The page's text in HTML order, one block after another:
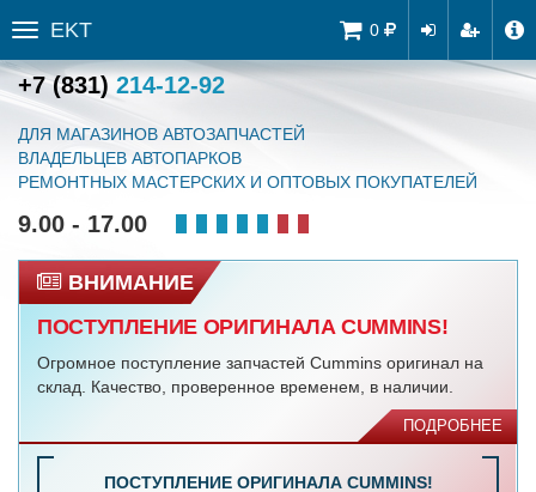
0
Toggle
sidebar
EKT
+7 (831) 214-12-92
ДЛЯ МАГАЗИНОВ АВТОЗАПЧАСТЕЙ
ВЛАДЕЛЬЦЕВ АВТОПАРКОВ
РЕМОНТНЫХ МАСТЕРСКИХ И ОПТОВЫХ ПОКУПАТЕЛЕЙ
9.00 - 17.00
НОВОСТЬ
СКИДКА 3% ОТ ОПТОВЫХ ЦЕН.
Уважаемые покупатели, оформляйте заказ на нашем
сайте и получайте скидку 3%!
ПОСТУПЛЕНИЕ ОРИГИНАЛА CUMMINS!